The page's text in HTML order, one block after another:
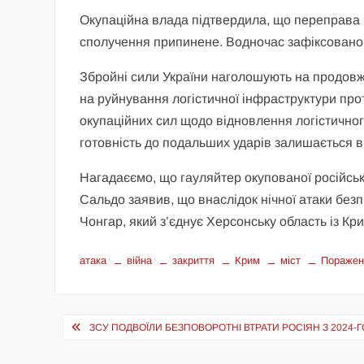
Окупаційна влада підтвердила, що
сполучення припинене. Водночас
Збройні сили України наголошують на
на руйнування логістичної інфраструктури
окупаційних сил щодо відновлення
готовність до подальших ударів залишається
Нагадаєємо, що гауляйтер окупованої
Сальдо заявив, що внаслідок нічної атаки
Чонгар, який з’єднує Херсонську область із
атака війна закриття Крим міст
Навігація
ЗСУ ПОДВОЇЛИ БЕЗПОВОРОТНІ ВТРАТИ РОСІЯН З 2024-